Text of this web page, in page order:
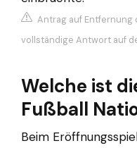
Antrag auf Entfernung
vollständige Antwort auf
Welche ist
Fußball
Beim